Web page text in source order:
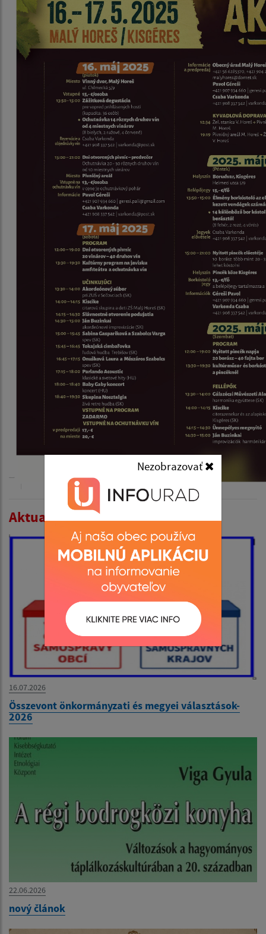
Aktualitások listája:
16.07.2026
Összevont önkormányzati és megyei választások-
2026
22.06.2026
nový článok
Nezobrazovať